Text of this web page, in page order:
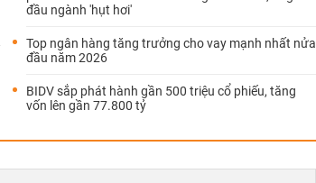
đầu ngành 'hụt hơi'
Top ngân hàng tăng trưởng cho vay mạnh nhất nửa
đầu năm 2026
BIDV sắp phát hành gần 500 triệu cổ phiếu, tăng
vốn lên gần 77.800 tỷ